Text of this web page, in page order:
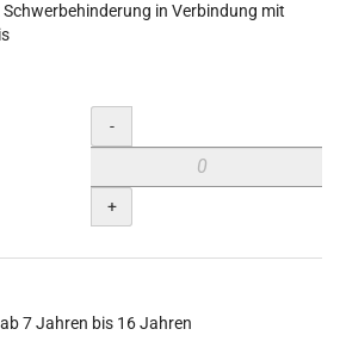
in Verbindung mit
Menge
-
+
7 Jahren bis 16 Jahren